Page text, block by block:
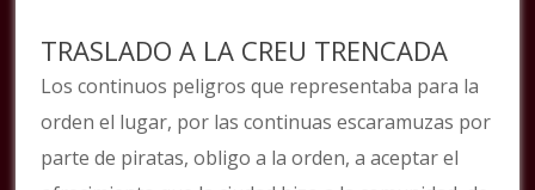
TRASLADO A LA CREU TRENCADA
Los continuos peligros que representaba para la
orden el lugar, por las continuas escaramuzas por
parte de piratas, obligo a la orden, a aceptar el